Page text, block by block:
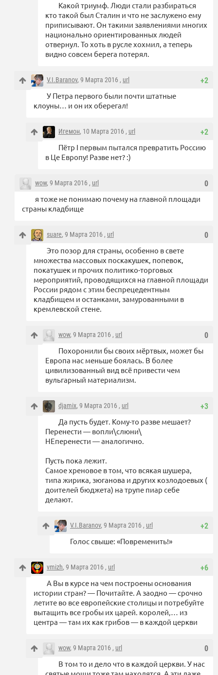
Какой триумф. Люди стали разбираться
кто такой был Сталин и что не заслужено ему
приписывают. Он такими заявлениями многих
национально ориентированных людей
отвернул. То хоть в русле хохмил, а теперь
видно совсем берега потерял.
+2
V.I.Baranov, 9 Марта 2016 , url
У Петра первого были почти штатные
клоуны… и он их оберегал!
+2
Игемон, 10 Марта 2016 , url
Пётр I первым пытался превратить Россию
в Це Европу! Разве нет? :)
0
wow, 9 Марта 2016 , url
я тоже не понимаю почему на главной площади
страны кладбище
0
suare, 9 Марта 2016 , url
Это позор для страны, особенно в свете
множества массовых поскакушек, попевок,
покатушек и прочих политико-торговых
мероприятий, проводящихся на главной площади
России рядом с этим беспрецедентным
кладбищем и останками, замурованными в
кремлевской стене.
0
wow, 9 Марта 2016 , url
Похоронили бы своих мёртвых, может бы
Европа нас меньше боялась. В более
цивилизованный вид всё привести чем
вульгарный материализм.
+3
djamix, 9 Марта 2016 , url
Да пусть будет. Кому-то разве мешает?
Перенести — вопли\слюни\
НЕперенести — аналогично.
Пусть пока лежит.
Самое хреновое в том, что всякая шушера,
типа жирика, зюганова и других козлодоевых (
доителей бюджета) на трупе пиар себе
делают.
+2
V.I.Baranov, 9 Марта 2016 , url
Голос свыше: «Повременить!»
+6
vmizh, 9 Марта 2016 , url
А Вы в курсе на чем построены основания
истории стран? — Почитайте. А заодно — срочно
летите во все европейские столицы и потребуйте
вытащить все гробы их царей. королей,… из
центра — там их как грибов — в каждой церкви
0
wow, 9 Марта 2016 , url
В том то и дело что в каждой церкви. У нас